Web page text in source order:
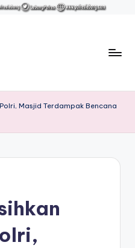
Masjid Terdampak Bencana